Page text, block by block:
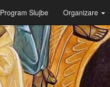
Program Slujbe Organizare